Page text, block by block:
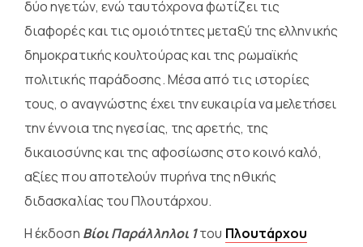
δύο ηγετών, ενώ ταυτόχρονα φωτίζει τις
διαφορές και τις ομοιότητες μεταξύ της ελληνικής
δημοκρατικής κουλτούρας και της ρωμαϊκής
πολιτικής παράδοσης. Μέσα από τις ιστορίες
τους, ο αναγνώστης έχει την ευκαιρία να μελετήσει
την έννοια της ηγεσίας, της αρετής, της
δικαιοσύνης και της αφοσίωσης στο κοινό καλό,
αξίες που αποτελούν πυρήνα της ηθικής
διδασκαλίας του Πλουτάρχου.
Η έκδοση Βίοι Παράλληλοι 1του Πλουτάρχου